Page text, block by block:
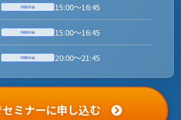
録画放送 15:00～16:45
録画放送 15:00～16:45
録画放送 20:00～21:45
セミナーに申し込む